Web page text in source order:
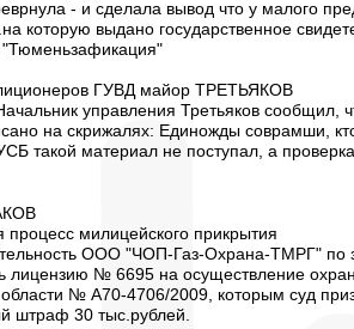
- и сделала вывод что у малого
которую выдано государственное
"Тюменьзафикация"
ГУВД майор ТРЕТЬЯКОВ
управления Третьяков сообщил,
на скрижалях: Единожды соврамши,
такой материал не поступал, а
милицейского прикрытия
ООО "ЧОП-Газ-Охрана-ТМРГ" по
лицензию № 6695 на осуществление
№ А70-4706/2009, которым суд
штраф 30 тыс.рублей.